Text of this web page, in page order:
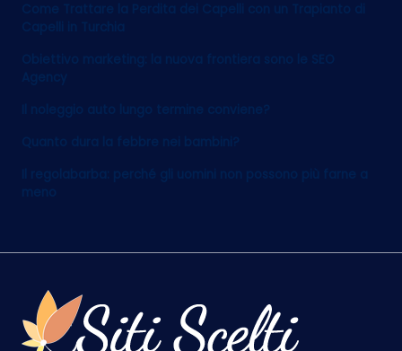
Come Trattare la Perdita dei Capelli con un Trapianto di
Capelli in Turchia
Obiettivo marketing: la nuova frontiera sono le SEO
Agency
Il noleggio auto lungo termine conviene?
Quanto dura la febbre nei bambini?
Il regolabarba: perché gli uomini non possono più farne a
meno